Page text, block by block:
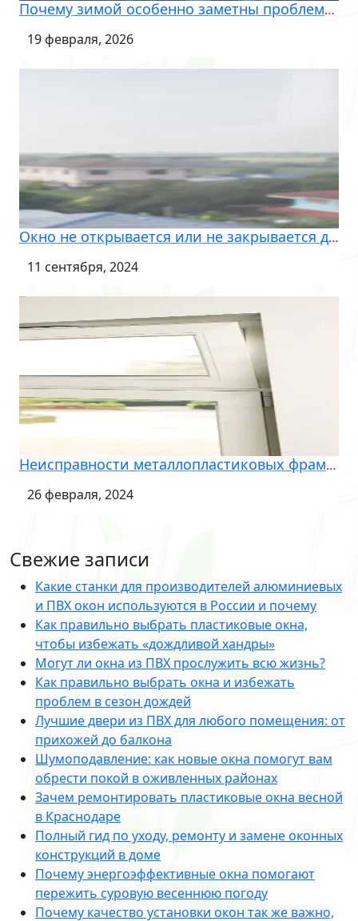
Почему зимой особенно заметны проблемы с окнами, которые не бросаются в глаза летом
19 февраля, 2026
Окно не открывается или не закрывается должным образом? Попробуйте эти советы, чтобы исправить это
11 сентября, 2024
Неисправности металлопластиковых фрамуг: виды, причины, последствия
26 февраля, 2024
Свежие записи
Какие станки для производителей алюминиевых
и ПВХ окон используются в России и почему
Как правильно выбрать пластиковые окна,
чтобы избежать «дождливой хандры»
Могут ли окна из ПВХ прослужить всю жизнь?
Как правильно выбрать окна и избежать
проблем в сезон дождей
Лучшие двери из ПВХ для любого помещения: от
прихожей до балкона
Шумоподавление: как новые окна помогут вам
обрести покой в оживленных районах
Зачем ремонтировать пластиковые окна весной
в Краснодаре
Полный гид по уходу, ремонту и замене оконных
конструкций в доме
Почему энергоэффективные окна помогают
пережить суровую весеннюю погоду
Почему качество установки окон так же важно,